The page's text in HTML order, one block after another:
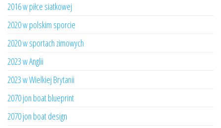
2016 w piłce siatkowej
2020 w polskim sporcie
2020 w sportach zimowych
2023 w Anglii
2023 w Wielkiej Brytanii
2070 jon boat blueprint
2070 jon boat design